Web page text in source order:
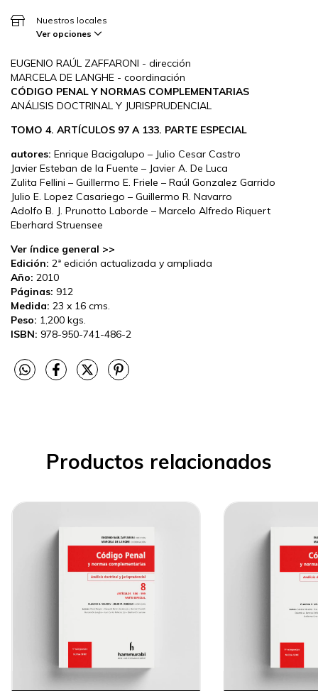
Nuestros locales
Ver opciones
EUGENIO RAÚL ZAFFARONI - dirección
MARCELA DE LANGHE - coordinación
CÓDIGO PENAL Y NORMAS COMPLEMENTARIAS
ANÁLISIS DOCTRINAL Y JURISPRUDENCIAL
TOMO 4. ARTÍCULOS 97 A 133. PARTE ESPECIAL
autores: Enrique Bacigalupo – Julio Cesar Castro
Javier Esteban de la Fuente – Javier A. De Luca
Zulita Fellini – Guillermo E. Friele – Raúl Gonzalez Garrido
Julio E. Lopez Casariego – Guillermo R. Navarro
Adolfo B. J. Prunotto Laborde – Marcelo Alfredo Riquert
Eberhard Struensee
Ver índice general >>
Edición: 2ª edición actualizada y ampliada
Año: 2010
Páginas: 912
Medida: 23 x 16 cms.
Peso: 1,200 kgs.
ISBN: 978-950-741-486-2
Productos relacionados